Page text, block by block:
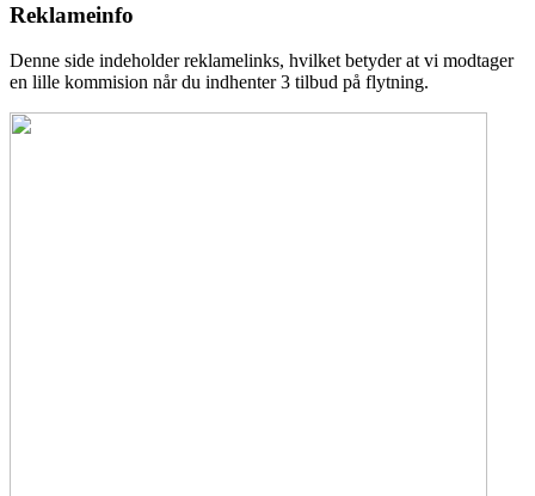
Reklameinfo
Denne side indeholder reklamelinks, hvilket betyder at vi modtager
en lille kommision når du indhenter 3 tilbud på flytning.